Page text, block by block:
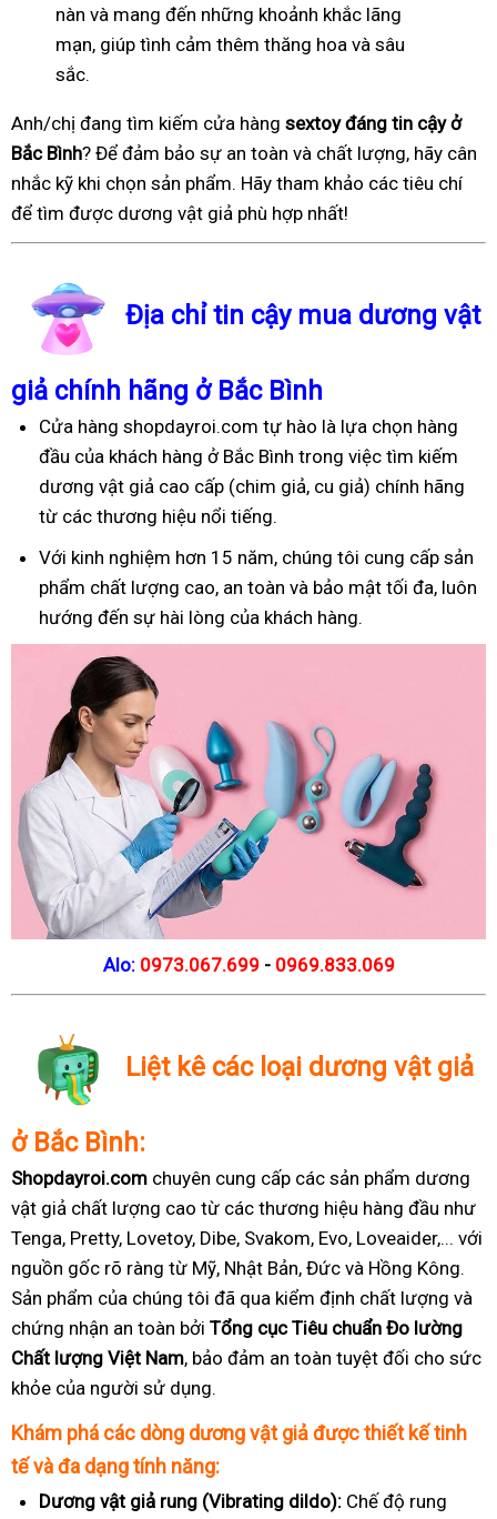
nàn và mang đến những khoảnh khắc lãng
mạn, giúp tình cảm thêm thăng hoa và sâu
sắc.
Anh/chị đang tìm kiếm cửa hàng sextoy đáng tin cậy ở
Bắc Bình? Để đảm bảo sự an toàn và chất lượng, hãy cân
nhắc kỹ khi chọn sản phẩm. Hãy tham khảo các tiêu chí
để tìm được dương vật giả phù hợp nhất!
Địa chỉ tin cậy mua dương vật
giả chính hãng ở Bắc Bình
Cửa hàng shopdayroi.com tự hào là lựa chọn hàng
đầu của khách hàng ở Bắc Bình trong việc tìm kiếm
dương vật giả cao cấp (chim giả, cu giả) chính hãng
từ các thương hiệu nổi tiếng.
Với kinh nghiệm hơn 15 năm, chúng tôi cung cấp sản
phẩm chất lượng cao, an toàn và bảo mật tối đa, luôn
hướng đến sự hài lòng của khách hàng.
Alo: 0973.067.699 - 0969.833.069
Liệt kê các loại dương vật giả
ở Bắc Bình:
Shopdayroi.com chuyên cung cấp các sản phẩm dương
vật giả chất lượng cao từ các thương hiệu hàng đầu như
Tenga, Pretty, Lovetoy, Dibe, Svakom, Evo, Loveaider,... với
nguồn gốc rõ ràng từ Mỹ, Nhật Bản, Đức và Hồng Kông.
Sản phẩm của chúng tôi đã qua kiểm định chất lượng và
chứng nhận an toàn bởi Tổng cục Tiêu chuẩn Đo lường
Chất lượng Việt Nam, bảo đảm an toàn tuyệt đối cho sức
khỏe của người sử dụng.
Khám phá các dòng dương vật giả được thiết kế tinh
tế và đa dạng tính năng:
Dương vật giả rung (Vibrating dildo): Chế độ rung